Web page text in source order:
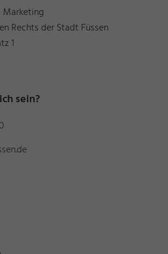
Marketing
Rechts der Stadt Füssen
1
sein?